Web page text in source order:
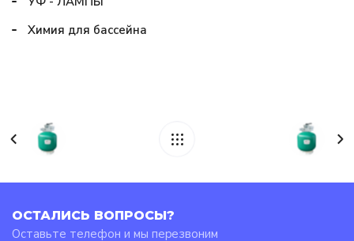
Химия для бассейна
ОСТАЛИСЬ ВОПРОСЫ?
Оставьте телефон и мы перезвоним